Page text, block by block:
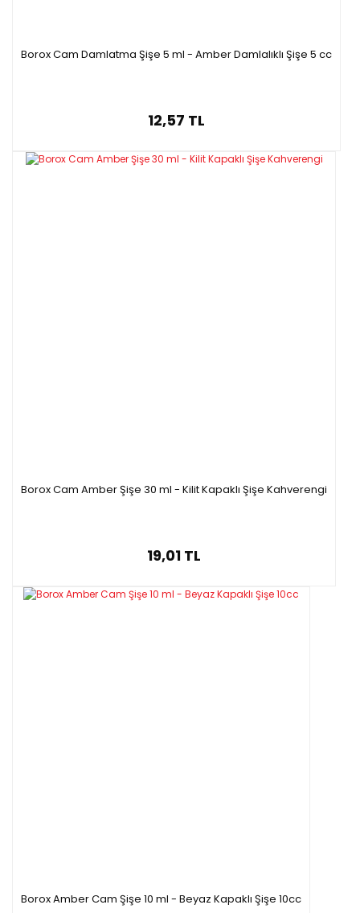
Borox Cam Damlatma Şişe 5 ml - Amber Damlalıklı Şişe 5 cc
12,57 TL
Borox Cam Amber Şişe 30 ml - Kilit Kapaklı Şişe Kahverengi
19,01 TL
Borox Amber Cam Şişe 10 ml - Beyaz Kapaklı Şişe 10cc